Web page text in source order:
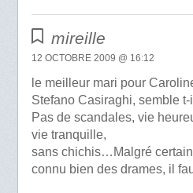
mireille
12 OCTOBRE 2009 @ 16:12
le meilleur mari pour
Stefano Casiraghi, semble t-
Pas de scandales, vie
vie tranquille,
sans chichis…Malgré
connu bien des drames, il